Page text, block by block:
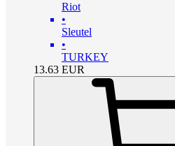
Riot
•
Sleutel
•
TURKEY
13.63 EUR